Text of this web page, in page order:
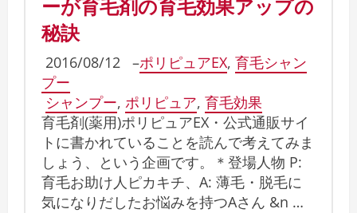
秘訣
2016/08/12 –ポリピュアEX, 育毛シャン
プー
シャンプー, ポリピュア, 育毛効果
育毛剤(薬用)ポリピュアEX・公式通販サイ
トに書かれていることを読んで考えてみま
しょう、という企画です。＊登場人物 P:
育毛お助け人ピカキチ、A: 薄毛・脱毛に
気になりだしたお悩みを持つAさん &n …